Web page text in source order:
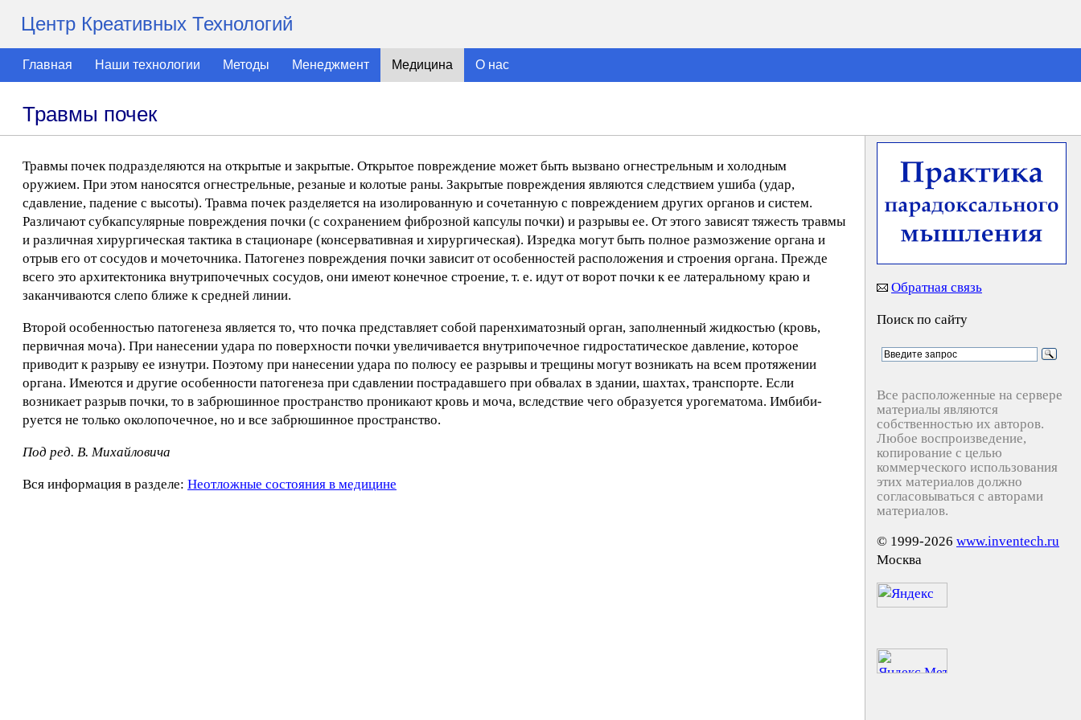
Центр Креативных Технологий
Главная Наши технологии Методы Менеджмент Медицина О нас
Травмы почек
Травмы почек подразделяются на открытые и закрытые. Открытое повреждение может быть вызвано огнестрельным и холодным
оружием. При этом наносятся огнестрельные, резаные и колотые раны. Закрытые повреждения являются следствием ушиба (удар,
сдавление, падение с высоты). Травма почек разделяется на изолированную и сочетанную с повреждением других органов и систем.
Различают субкапсулярные повреждения почки (с сохранением фиброзной капсулы почки) и разрывы ее. От этого зависят тяжесть травмы
и различная хирургическая тактика в стационаре (консервативная и хирургическая). Изредка могут быть полное размозжение органа и
отрыв его от сосудов и мочеточника. Патогенез повреждения почки зависит от особенностей расположения и строения органа. Прежде
всего это архитектоника внутрипочечных сосудов, они имеют конечное строение, т. е. идут от ворот почки к ее латеральному краю и
заканчиваются слепо ближе к средней линии.
Второй особенностью патогенеза является то, что почка представляет собой паренхиматозный орган, заполненный жидкостью (кровь,
первичная моча). При нанесении удара по поверхности почки увеличивается внутрипочечное гидростатическое давление, которое
приводит к разрыву ее изнутри. Поэтому при нанесении удара по полюсу ее разрывы и трещины могут возникать на всем протяжении
органа. Имеются и другие особенности патогенеза при сдавлении пострадавшего при обвалах в здании, шахтах, транспорте. Если
возникает разрыв почки, то в забрюшинное пространство проникают кровь и моча, вследствие чего образуется урогематома. Имбиби-
руется не только околопочечное, но и все забрюшинное пространство.
Под ред. В. Михайловича
Вся информация в разделе: Неотложные состояния в медицине
Обратная связь
Поиск по сайту
Все расположенные на сервере
материалы являются
собственностью их авторов.
Любое воспроизведение,
копирование с целью
коммерческого использования
этих материалов должно
согласовываться с авторами
материалов.
© 1999-2026 www.inventech.ru
Москва